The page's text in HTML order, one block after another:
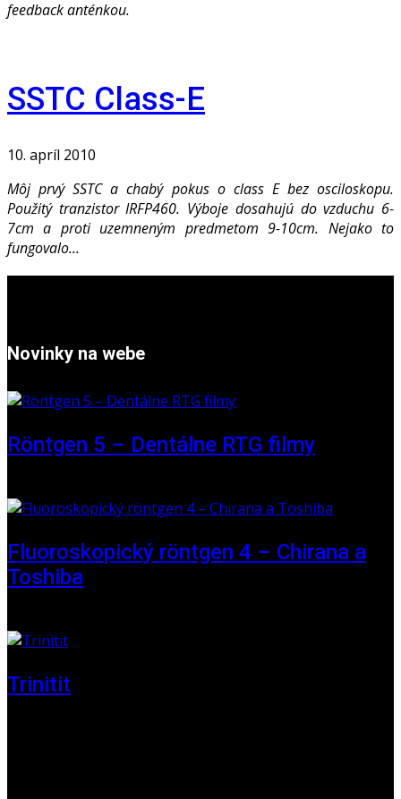
feedback anténkou.
SSTC Class-E
10. apríl 2010
Môj prvý SSTC a chabý pokus o class E bez osciloskopu.
Použitý tranzistor IRFP460. Výboje dosahujú do vzduchu 6-
7cm a proti uzemneným predmetom 9-10cm. Nejako to
fungovalo...
Novinky na webe
Röntgen 5 – Dentálne RTG filmy
Fluoroskopický röntgen 4 – Chirana a
Toshiba
Trinitit